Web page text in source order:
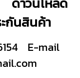
กันสินค้า
E-mail